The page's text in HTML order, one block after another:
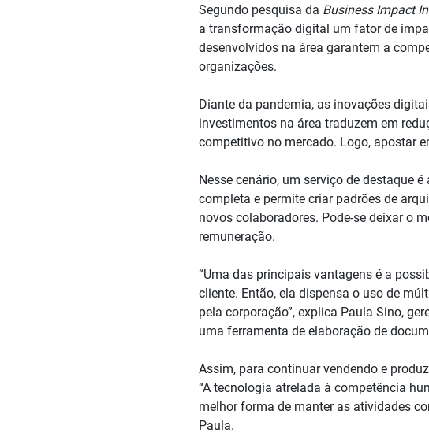
Segundo pesquisa da Business Impact
a transformação digital um fator de
desenvolvidos na área garantem a
organizações.
Diante da pandemia, as inovações
investimentos na área traduzem em
competitivo no mercado. Logo, apostar
Nesse cenário, um serviço de destaque
completa e permite criar padrões de
novos colaboradores. Pode-se deixar o
remuneração.
“Uma das principais vantagens é a
cliente. Então, ela dispensa o uso de
pela corporação”, explica Paula Sino,
uma ferramenta de elaboração de
Assim, para continuar vendendo e
“A tecnologia atrelada à competência
melhor forma de manter as atividades
Paula.